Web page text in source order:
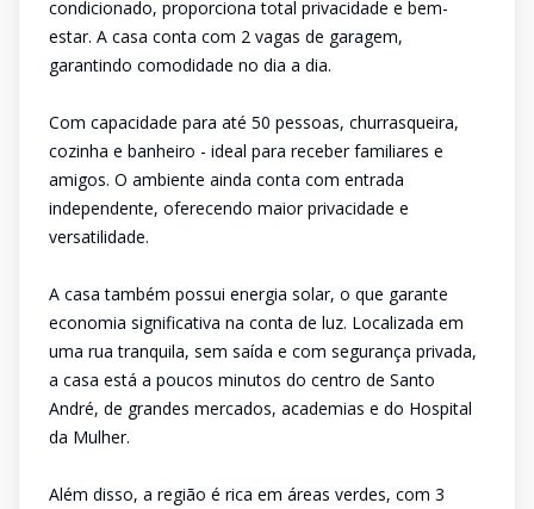
condicionado, proporciona total privacidade e bem-
estar. A casa conta com 2 vagas de garagem,
garantindo comodidade no dia a dia.
Com capacidade para até 50 pessoas, churrasqueira,
cozinha e banheiro - ideal para receber familiares e
amigos. O ambiente ainda conta com entrada
independente, oferecendo maior privacidade e
versatilidade.
A casa também possui energia solar, o que garante
economia significativa na conta de luz. Localizada em
uma rua tranquila, sem saída e com segurança privada,
a casa está a poucos minutos do centro de Santo
André, de grandes mercados, academias e do Hospital
da Mulher.
Além disso, a região é rica em áreas verdes, com 3